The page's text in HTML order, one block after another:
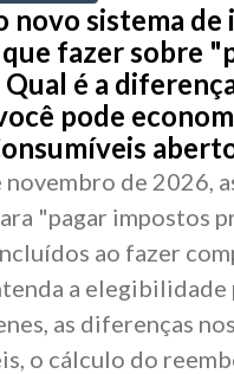
novo sistema
fazer sobre
é a
pode
de 2026,
"pagar impostos
ao fazer
a
as diferenças
o cálculo do